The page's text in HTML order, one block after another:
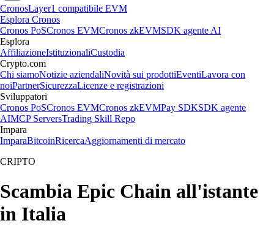
CronosLayer1 compatibile EVM
Esplora Cronos
Cronos PoSCronos EVMCronos zkEVMSDK agente AI
Esplora
AffiliazioneIstituzionaliCustodia
Crypto.com
Chi siamoNotizie aziendaliNovità sui prodottiEventiLavora con
noiPartnerSicurezzaLicenze e registrazioni
Sviluppatori
Cronos PoSCronos EVMCronos zkEVMPay SDKSDK agente
AIMCP ServersTrading Skill Repo
Impara
ImparaBitcoinRicercaAggiornamenti di mercato
CRIPTO
Scambia Epic Chain all'istante
in Italia